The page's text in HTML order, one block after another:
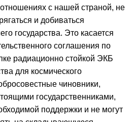
с нашей страной, не
и добиваться
государства. Это касается
соглашения по
радиационно стойкой ЭКБ
для космического
чиновники,
государственниками,
поддержки и не могут